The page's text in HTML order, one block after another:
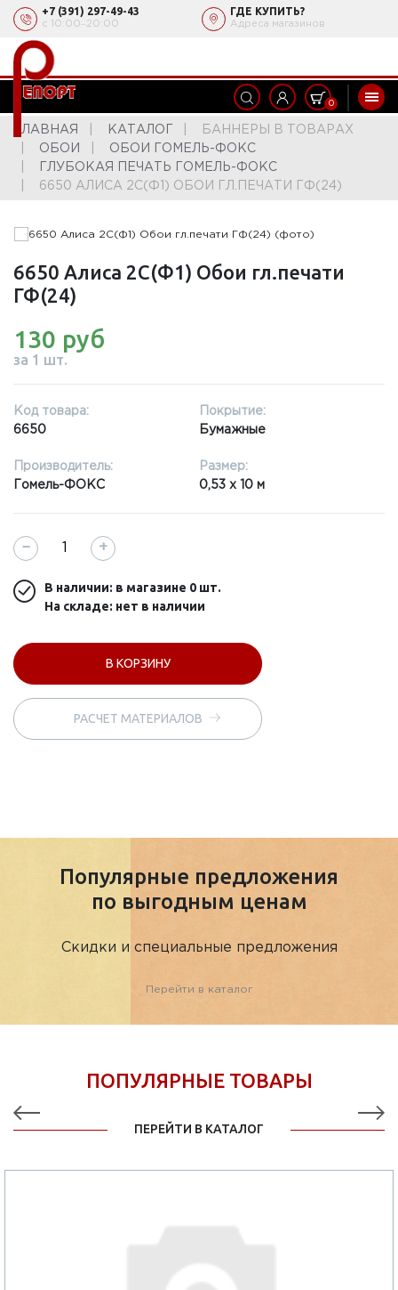
+7 (391) 297-49-43
с 10:00‒20:00
ГДЕ КУПИТЬ?
Адреса магазинов
0
ГЛАВНАЯ КАТАЛОГ
БАННЕРЫ В ТОВАРАХ
ОБОИ
ОБОИ ГОМЕЛЬ-ФОКС
ГЛУБОКАЯ ПЕЧАТЬ ГОМЕЛЬ-ФОКС
6650 АЛИСА 2С(Ф1) ОБОИ ГЛ.ПЕЧАТИ ГФ(24)
6650 Алиса 2С(Ф1) Обои гл.печати
ГФ(24)
130 руб
за 1 шт.
Код товара:
6650
Покрытие:
Бумажные
Производитель:
Гомель-ФОКС
Размер:
0,53 x 10 м
− +
В наличии: в магазине 0 шт.
На складе: нет в наличии
В КОРЗИНУ
РАСЧЕТ МАТЕРИАЛОВ
Популярные предложения
по выгодным ценам
Скидки и специальные предложения
Перейти в каталог
ПОПУЛЯРНЫЕ ТОВАРЫ
ПЕРЕЙТИ В КАТАЛОГ